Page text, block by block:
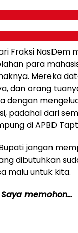
Fraksi NasDem
para
Mereka
dan orang
dengan
padahal dari
di APBD
jangan
dibutuhkan
malu untuk kita.
memohon…